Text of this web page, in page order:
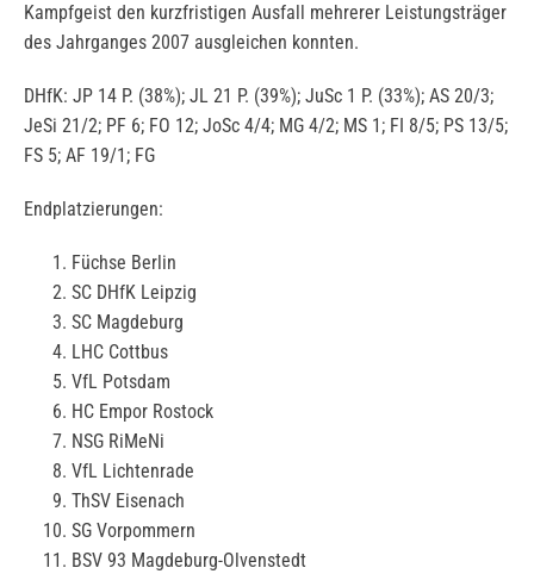
Kampfgeist den kurzfristigen Ausfall mehrerer Leistungsträger
des Jahrganges 2007 ausgleichen konnten.
DHfK: JP 14 P. (38%); JL 21 P. (39%); JuSc 1 P. (33%); AS 20/3;
JeSi 21/2; PF 6; FO 12; JoSc 4/4; MG 4/2; MS 1; FI 8/5; PS 13/5;
FS 5; AF 19/1; FG
Endplatzierungen:
Füchse Berlin
SC DHfK Leipzig
SC Magdeburg
LHC Cottbus
VfL Potsdam
HC Empor Rostock
NSG RiMeNi
VfL Lichtenrade
ThSV Eisenach
SG Vorpommern
BSV 93 Magdeburg-Olvenstedt